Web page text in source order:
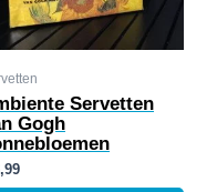
Servetten
Gogh